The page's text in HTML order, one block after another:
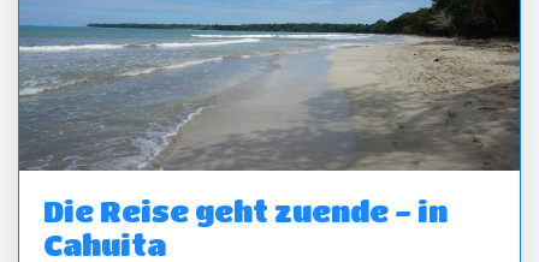
Die Reise geht zuende - in
Cahuita